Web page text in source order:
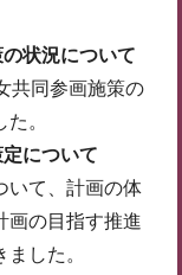
状況について
共同参画施策の
。
について
いて、計画の体
画の目指す推進
した。